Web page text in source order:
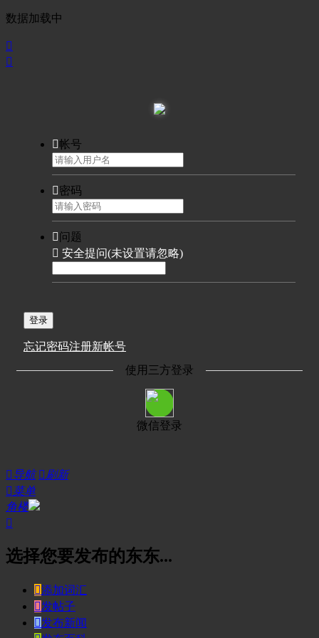
数据加载中


帐号
密码
问题
 安全提问(未设置请忽略)
登录
忘记密码注册新帐号
使用三方登录
微信登录
导航  刷新
菜单
角楼

选择您要发布的东东...
添加词汇
发帖子
发布新闻